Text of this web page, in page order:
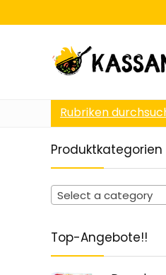
Rubriken
Produktkategorien
Select a category
Top-Angebote!!